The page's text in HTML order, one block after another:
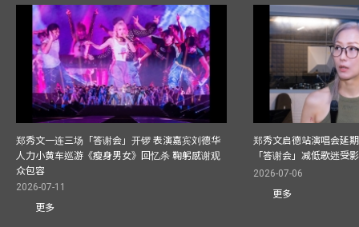
郑秀文一连三场「答谢会」开锣 表演嘉宾刘德华
人力小黄车巡游《瘦身男女》回忆杀 鞠躬感谢观
众包容
2026-07-11
更多
郑秀文启德站演唱会延
「答谢会」减低歌迷受
2026-07-06
更多